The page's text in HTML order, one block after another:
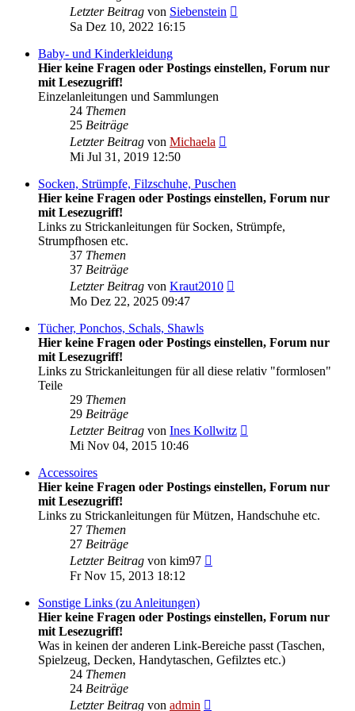
Letzter Beitrag von Siebenstein
Sa Dez 10, 2022 16:15
Baby- und Kinderkleidung
Hier keine Fragen oder Postings einstellen, Forum nur
mit Lesezugriff!
Einzelanleitungen und Sammlungen
24 Themen
25 Beiträge
Letzter Beitrag von Michaela
Mi Jul 31, 2019 12:50
Socken, Strümpfe, Filzschuhe, Puschen
Hier keine Fragen oder Postings einstellen, Forum nur
mit Lesezugriff!
Links zu Strickanleitungen für Socken, Strümpfe,
Strumpfhosen etc.
37 Themen
37 Beiträge
Letzter Beitrag von Kraut2010
Mo Dez 22, 2025 09:47
Tücher, Ponchos, Schals, Shawls
Hier keine Fragen oder Postings einstellen, Forum nur
mit Lesezugriff!
Links zu Strickanleitungen für all diese relativ "formlosen"
Teile
29 Themen
29 Beiträge
Letzter Beitrag von Ines Kollwitz
Mi Nov 04, 2015 10:46
Accessoires
Hier keine Fragen oder Postings einstellen, Forum nur
mit Lesezugriff!
Links zu Strickanleitungen für Mützen, Handschuhe etc.
27 Themen
27 Beiträge
Letzter Beitrag von kim97
Fr Nov 15, 2013 18:12
Sonstige Links (zu Anleitungen)
Hier keine Fragen oder Postings einstellen, Forum nur
mit Lesezugriff!
Was in keinen der anderen Link-Bereiche passt (Taschen,
Spielzeug, Decken, Handytaschen, Gefilztes etc.)
24 Themen
24 Beiträge
Letzter Beitrag von admin